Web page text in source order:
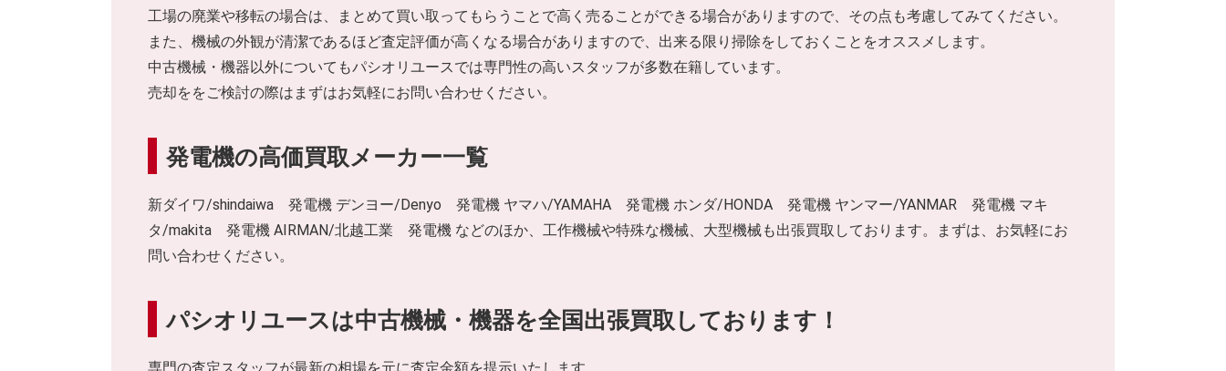
工場の廃業や移転の場合は、まとめて買い取ってもらうことで高く売ることができる場合がありますので、その点も考慮してみてください。
また、機械の外観が清潔であるほど査定評価が高くなる場合がありますので、出来る限り掃除をしておくことをオススメします。
中古機械・機器以外についてもパシオリユースでは専門性の高いスタッフが多数在籍しています。
売却ををご検討の際はまずはお気軽にお問い合わせください。
発電機の高価買取メーカー一覧
新ダイワ/shindaiwa 発電機 デンヨー/Denyo 発電機 ヤマハ/YAMAHA 発電機 ホンダ/HONDA 発電機 ヤンマー/YANMAR 発電機 マキ
タ/makita 発電機 AIRMAN/北越工業 発電機 などのほか、工作機械や特殊な機械、大型機械も出張買取しております。まずは、お気軽にお
問い合わせください。
パシオリユースは中古機械・機器を全国出張買取しております！